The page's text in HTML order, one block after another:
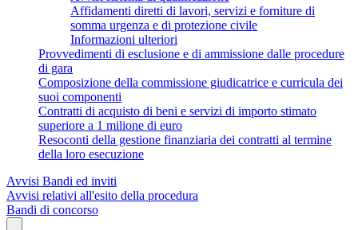
Affidamenti diretti di lavori, servizi e forniture di
somma urgenza e di protezione civile
Informazioni ulteriori
Provvedimenti di esclusione e di ammissione dalle procedure
di gara
Composizione della commissione giudicatrice e curricula dei
suoi componenti
Contratti di acquisto di beni e servizi di importo stimato
superiore a 1 milione di euro
Resoconti della gestione finanziaria dei contratti al termine
della loro esecuzione
Avvisi Bandi ed inviti
Avvisi relativi all'esito della procedura
Bandi di concorso